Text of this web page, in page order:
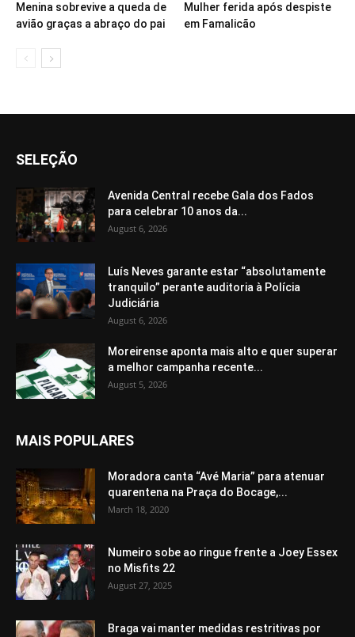
Menina sobrevive a queda de
avião graças a abraço do pai
Mulher ferida após despiste
em Famalicão
SELEÇÃO
Avenida Central recebe Gala dos Fados
para celebrar 10 anos da...
August 6, 2026
Luís Neves garante estar “absolutamente
tranquilo” perante auditoria à Polícia
Judiciária
August 6, 2026
Moreirense aponta mais alto e quer superar
a melhor campanha recente...
August 5, 2026
MAIS POPULARES
Moradora canta “Avé Maria” para atenuar
quarentena na Praça do Bocage,...
March 18, 2020
Numeiro sobe ao ringue frente a Joey Essex
no Misfits 22
August 27, 2025
Braga vai manter medidas restritivas por